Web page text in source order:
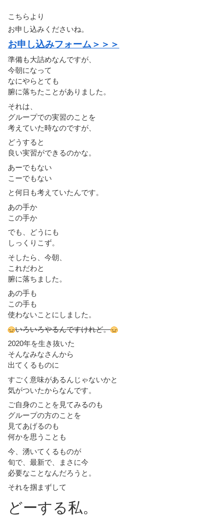
こちらより
お申し込みくださいね。
お申し込みフォーム＞＞＞
準備も大詰めなんですが、
今朝になって
なにやらとても
腑に落ちたことがありました。
それは、
グループでの実習のことを
考えていた時なのですが、
どうすると
良い実習ができるのかな。
あーでもない
こーでもない
と何日も考えていたんです。
あの手か
この手か
でも、どうにも
しっくりこず。
そしたら、今朝、
これだわと
腑に落ちました。
あの手も
この手も
使わないことにしました。
いろいろやるんですけれど。
2020年を生き抜いた
そんなみなさんから
出てくるものに
すごく意味があるんじゃないかと
気がついたからなんです。
ご自身のことを見てみるのも
グループの方のことを
見てあげるのも
何かを思うことも
今、湧いてくるものが
旬で、最新で、まさに今
必要なことなんだろうと。
それを掴まずして
どーする私。